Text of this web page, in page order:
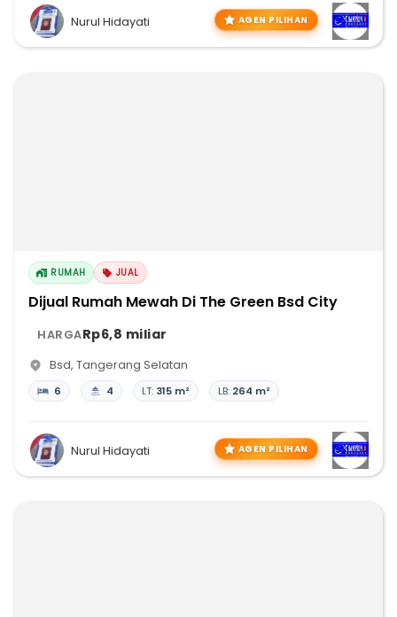
Nurul Hidayati AGEN PILIHAN
RUMAH JUAL
Dijual Rumah Mewah Di The Green Bsd City
HARGARp6,8 miliar
Bsd, Tangerang Selatan
6 4 LT: 315 m² LB: 264 m²
Nurul Hidayati AGEN PILIHAN